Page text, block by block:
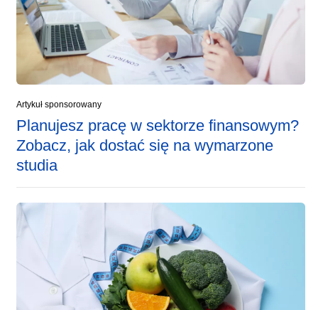
Artykuł sponsorowany
Planujesz pracę w sektorze finansowym?
Zobacz, jak dostać się na wymarzone
studia